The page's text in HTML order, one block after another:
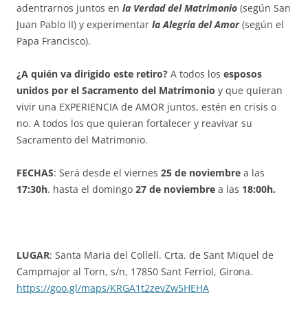
adentrarnos juntos en la Verdad del Matrimonio (según San
Juan Pablo II) y experimentar la Alegría del Amor(según el
Papa Francisco).
¿A quién va dirigido este retiro? A todos los esposos
unidos por el Sacramento del Matrimonio y que quieran
vivir una EXPERIENCIA de AMOR juntos, estén en crisis o
no. A todos los que quieran fortalecer y reavivar su
Sacramento del Matrimonio.
FECHAS: Será desde el viernes 25 de noviembre a las
17:30h. hasta el domingo 27 de noviembre a las 18:00h.
LUGAR: Santa Maria del Collell. Crta. de Sant Miquel de
Campmajor al Torn, s/n, 17850 Sant Ferriol, Girona.
https://goo.gl/maps/KRGA1t2zevZw5HEHA